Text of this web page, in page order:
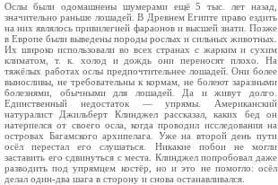
Ослы были одомашнены шумерами ещё 5 тыс. лет назад,
значительно раньше лоша­дей. В Древнем Египте право ездить
на них являлось привилегией фараонов и высшей знати. Позже
в Европе были выведе­ны породы рослых и сильных живот­ных.
Их широко использовали во всех странах с жарким и сухим
климатом, т. к. холод и дождь они переносят плохо. На
тяжёлых работах ослы предпочтительнее лошадей. Они более
выносливы, не требовательны к кормам, не болеют заразными
болезнями, обычными для лошадей. Да и живут долго.
Единственный не­достаток — упрямы. Американский
натуралист Джильберт Клинджел рассказал, каких бед он
натерпелся от своего осла, когда проводил иссле­дования на
островах Багамского архипелага. Уже на второй день пути
осёл перестал его слушаться. Никакие побои не могли
заставить его сдвинуться с места. Клинджел попробовал даже
разводить под упрямцем костёр, но и это не помогло: осёл
делал один-два шага в сторону и снова останавливался.